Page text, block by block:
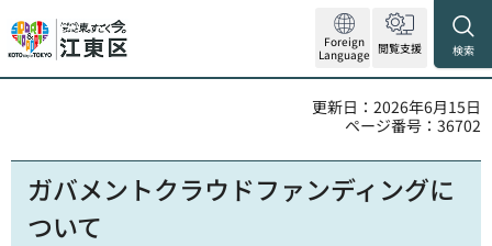
Foreign
Language 閲覧支援 検索
更新日：2026年6月15日
ページ番号：36702
ガバメントクラウドファンディングに
ついて